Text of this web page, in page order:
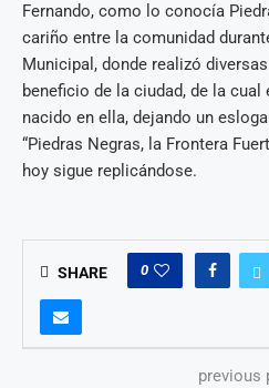
Fernando, como lo conocía
cariño entre la comunidad
Municipal, donde realizó
beneficio de la ciudad, de la
nacido en ella, dejando un
“Piedras Negras, la Frontera
hoy sigue replicándose.
SHARE 0
previous